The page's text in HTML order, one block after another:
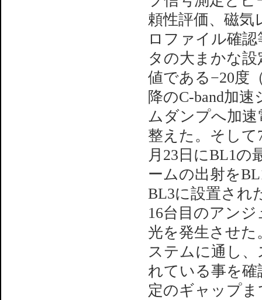
頼性評価、磁
ロファイル確
タの大まかな設
値である−20度
降のC-band加
ムダンプへ加
整えた。そして
月23日にBL1の
ームの出射を
BL3に設置され
16台目のアン
光を発生させ
ステムに通し
れている事を
定のギャップ